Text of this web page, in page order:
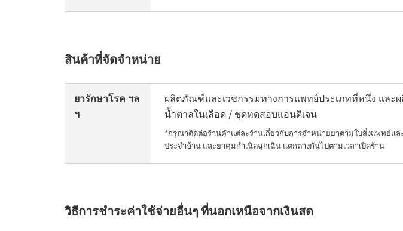
สินค้าที่จัดจำหน่าย
ยารักษาโรค ฯล
ฯ
ผลิตภัณฑ์และเวชกรรมทางการแพทย์ประเภทที่หนึ่ง และ
น้ำตาลในเลือด / ชุดทดสอบแอนติเจน
*กรุณาติดต่อร้านค้าแต่ละร้านเกี่ยวกับการจำหน่ายยาตามใบสั่งแพทย์
ประจำบ้าน และยาคุมกำเนิดฉุกเฉิน แตกต่างกันไปตามเวลาเปิดร้าน
วิธีการชำระค่าใช้จ่ายอื่นๆ ที่นอกเหนือจากเงินสด